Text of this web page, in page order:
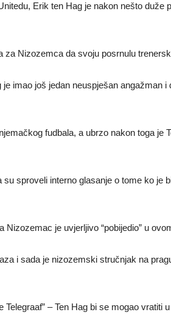
Erik ten Hag je nakon nešto duže
za Nizozemca da svoju posrnulu
imao još jedan neuspješan angažman
fudbala, a ubrzo nakon toga je
sproveli interno glasanje o tome ko je
Nizozemac je uvjerljivo “pobijedio” u
i sada je nizozemski stručnjak na
– Ten Hag bi se mogao vratiti